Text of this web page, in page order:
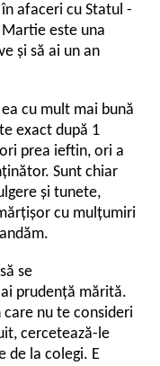
afaceri cu Statul -
este una
și să ai un an
cu mult mai bună
exact după 1
prea ieftin, ori a
Sunt chiar
și tunete,
cu mulțumiri
se
prudență mărită.
nu te consideri
cercetează-le
de la colegi. E